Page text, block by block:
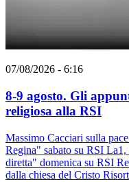
07/08/2026 - 6:16
8-9 agosto. Gli
religiosa alla RSI
Massimo Cacciari sulla
Regina" sabato su RSI
diretta" domenica su RSI
dalla chiesa del Cristo